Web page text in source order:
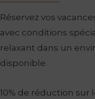
Réservez vos
avec conditions
relaxant dans un
disponible.
10% de réduction